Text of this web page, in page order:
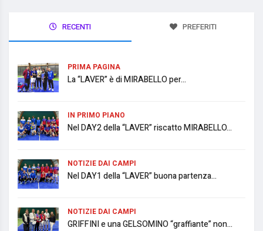
RECENTI PREFERITI
PRIMA PAGINA
La “LAVER” è di MIRABELLO per...
IN PRIMO PIANO
Nel DAY2 della “LAVER” riscatto MIRABELLO...
NOTIZIE DAI CAMPI
Nel DAY1 della “LAVER” buona partenza...
NOTIZIE DAI CAMPI
GRIFFINI e una GELSOMINO “graffiante” non...